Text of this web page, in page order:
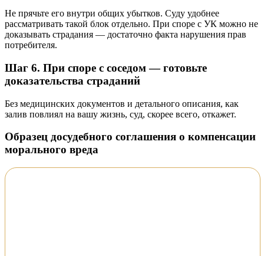
Не прячьте его внутри общих убытков. Суду удобнее
рассматривать такой блок отдельно. При споре с УК можно не
доказывать страдания — достаточно факта нарушения прав
потребителя.
Шаг 6. При споре с соседом — готовьте
доказательства страданий
Без медицинских документов и детального описания, как
залив повлиял на вашу жизнь, суд, скорее всего, откажет.
Образец досудебного соглашения о компенсации
морального вреда